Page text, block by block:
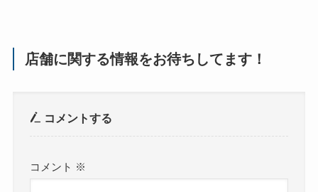
店舗に関する情報をお待ちしてます！
コメントする
コメント ※